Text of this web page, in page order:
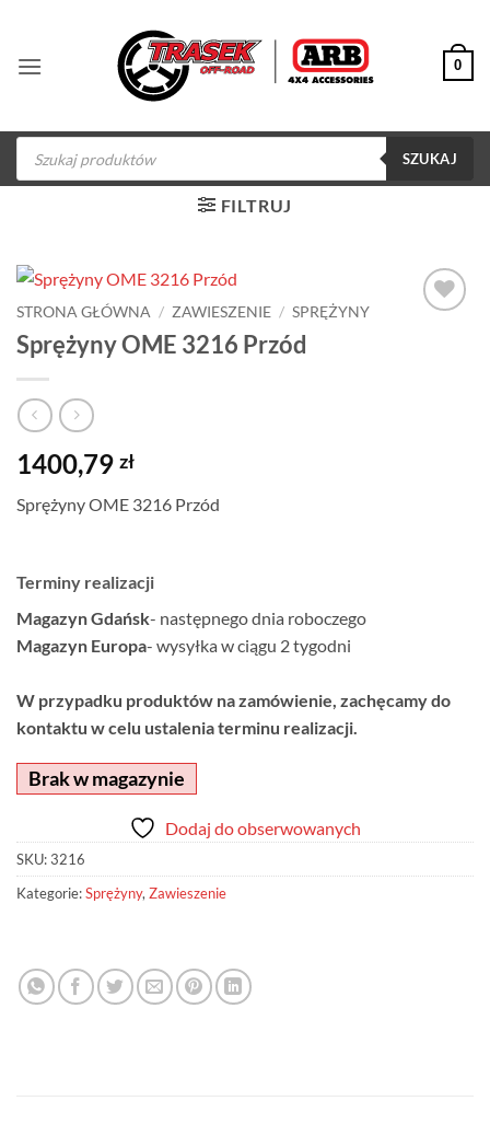
zawartości
0
Wyszukiwarka
produktów
SZUKAJ
FILTRUJ
STRONA GŁÓWNA / ZAWIESZENIE / SPRĘŻYNY
Sprężyny OME 3216 Przód
1400,79 zł
Sprężyny OME 3216 Przód
Terminy realizacji
Magazyn Gdańsk- następnego dnia roboczego
Magazyn Europa- wysyłka w ciągu 2 tygodni
W przypadku produktów na zamówienie, zachęcamy do
kontaktu w celu ustalenia terminu realizacji.
Brak w magazynie
Dodaj do obserwowanych
SKU:3216
Kategorie:Sprężyny,Zawieszenie